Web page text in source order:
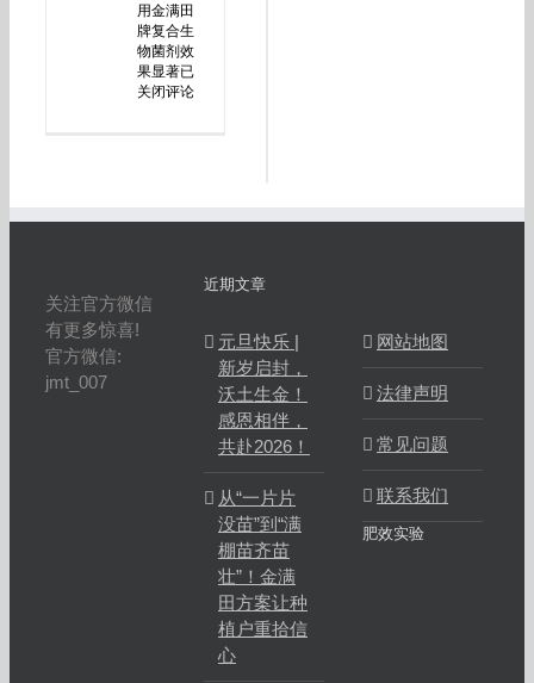
用金满田
牌复合生
物菌剂效
果显著已
关闭评论
关注官方微信
有更多惊喜!
官方微信:
jmt_007
近期文章
元旦快乐 |
新岁启封，
沃土生金！
感恩相伴，
共赴2026！
从“一片片
没苗”到“满
棚苗齐苗
壮”！金满
田方案让种
植户重拾信
心
网站地图
法律声明
常见问题
联系我们
肥效实验